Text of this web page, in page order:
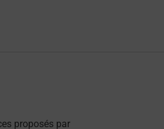
proposés par